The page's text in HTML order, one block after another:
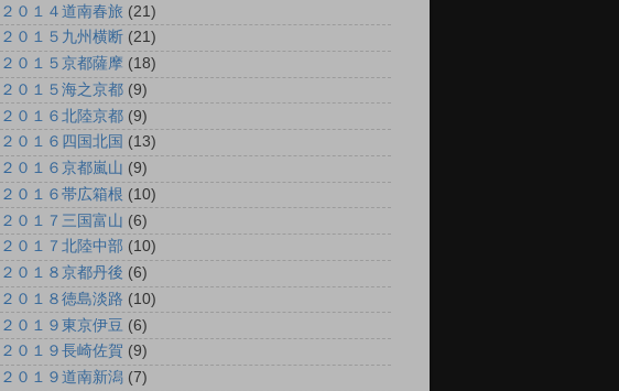
２０１４道南春旅 (21)
２０１５九州横断 (21)
２０１５京都薩摩 (18)
２０１５海之京都 (9)
２０１６北陸京都 (9)
２０１６四国北国 (13)
２０１６京都嵐山 (9)
２０１６帯広箱根 (10)
２０１７三国富山 (6)
２０１７北陸中部 (10)
２０１８京都丹後 (6)
２０１８徳島淡路 (10)
２０１９東京伊豆 (6)
２０１９長崎佐賀 (9)
２０１９道南新潟 (7)